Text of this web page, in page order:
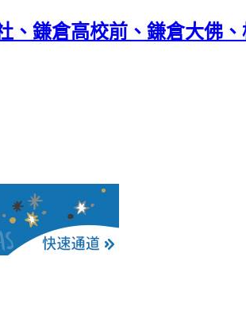
、鎌倉高校前、鎌倉大佛